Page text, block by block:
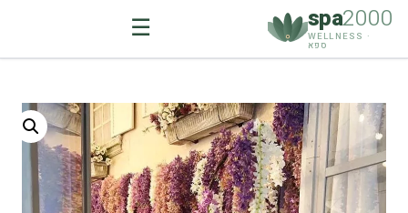
spa2000
WELLNESS ·
ספא ☰
content